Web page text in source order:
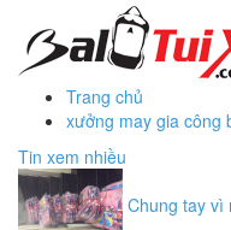
Trang chủ
xưởng may gia công
Tin xem nhiều
Chung tay vì